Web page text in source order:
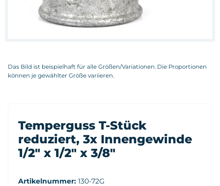
Das Bild ist beispielhaft für alle Größen/Variationen. Die Proportionen
können je gewählter Größe variieren.
Temperguss T-Stück
reduziert, 3x Innengewinde
1/2" x 1/2" x 3/8"
Artikelnummer: 130-72G